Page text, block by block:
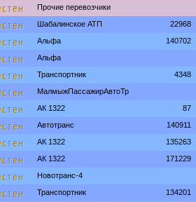
Прочие перевозчики
Шабалинское АТП 22968
Альфа 140702
Альфа
Транспортник 4348
МалмыжПассажирАвтоТр
АК 1322 87
Автотранс 140911
АК 1322 135263
АК 1322 171229
Новотранс-4
Транспортник 134201